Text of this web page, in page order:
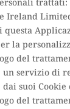
Ireland
questa
la
del
un servizio di
dai suoi
del